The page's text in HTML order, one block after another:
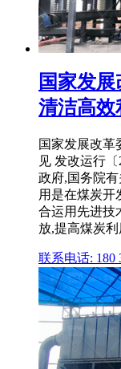
国家发
清洁高效
国家发展改革
见 发改运行
政府,国务院
用是在煤炭开
合运用先进技
放,提高煤炭利
联系电话: 180